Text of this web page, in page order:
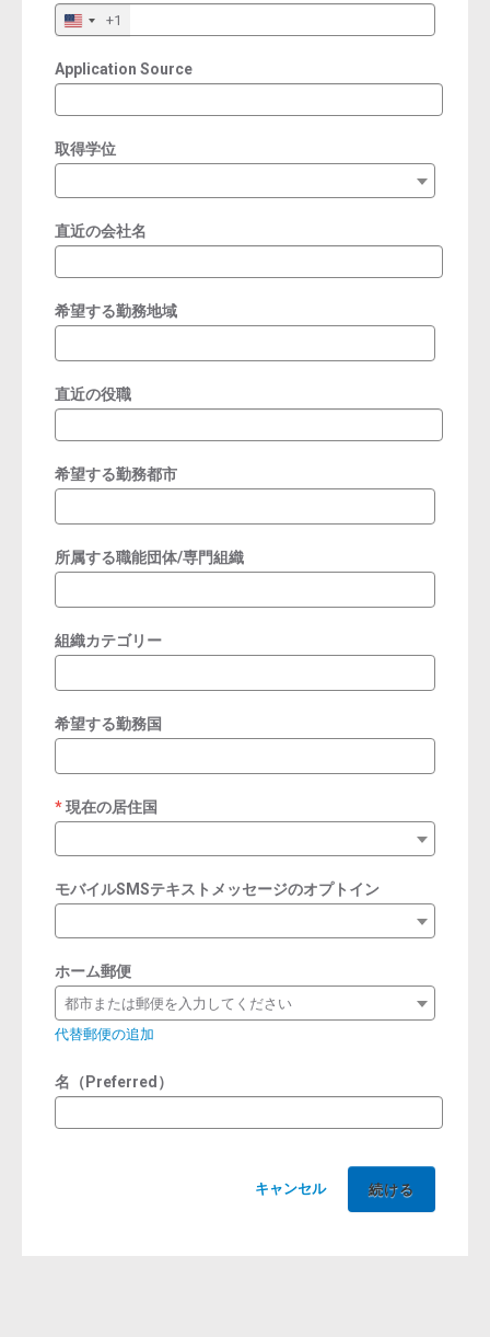
+1
Application Source
取得学位
直近の会社名
希望する勤務地域
直近の役職
希望する勤務都市
所属する職能団体/専門組織
組織カテゴリー
希望する勤務国
現在の居住国
required
モバイルSMSテキストメッセージのオプトイン
ホーム郵便
都市または郵便を入力してください
代替郵便の追加
名（Preferred）
キャンセル